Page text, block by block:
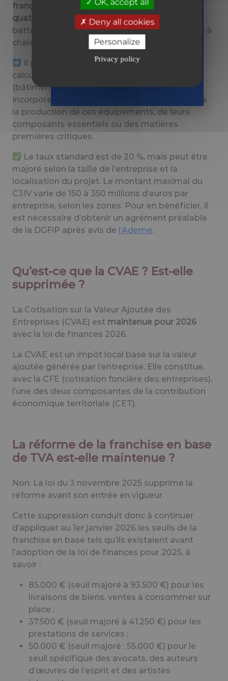
françaises qui développent des projets dans
quatre filières clés de la transition énergétique
:
batteries, éolien, panneaux solaires et pompes à
chaleur.
Il permet de bénéficier d’un crédit d’impôt
calculé sur les investissements corporels
(bâtiments, machines, équipements) et
incorporels (brevets, licences, savoir-faire) liés à
la production de ces équipements, de leurs
composants essentiels ou des matières
premières critiques.
Le taux standard est de 20 %, mais peut être
majoré selon la taille de l’entreprise et la
localisation du projet. Le montant maximal du
C3IV varie de 150 à 350 millions d’euros par
entreprise, selon les zones. Pour en bénéficier, il
est nécessaire d’obtenir un agrément préalable
de la DGFiP après avis de l’Ademe.
Qu’est-ce que la CVAE ? Est-elle
supprimée ?
La Cotisation sur la Valeur Ajoutée des
Entreprises (CVAE) est maintenue pour 2026
avec la loi de finances 2026.
La CVAE est un impôt local basé sur la valeur
ajoutée générée par l’entreprise. Elle constitue,
avec la CFE (cotisation foncière des entreprises),
l’une des deux composantes de la contribution
économique territoriale (CET).
La réforme de la franchise en base
de TVA est-elle maintenue ?
Non. La loi du 3 novembre 2025 supprime la
réforme avant son entrée en vigueur.
Cette suppression conduit donc à continuer
d’appliquer au 1er janvier 2026 les seuils de la
franchise en base tels qu’ils existaient avant
l’adoption de la loi de finances pour 2025, à
savoir :
85.000 € (seuil majoré à 93.500 €) pour les
livraisons de biens, ventes à consommer sur
place ;
37.500 € (seuil majoré à 41.250 €) pour les
prestations de services ;
50.000 € (seuil majoré : 55.000 €) pour le
seuil spécifique des avocats, des auteurs
d’œuvres de l’esprit et des artistes
OK, accept all
Deny all cookies
Personalize
Privacy policy
le 1er
septembre
2026
en toute
sérénité